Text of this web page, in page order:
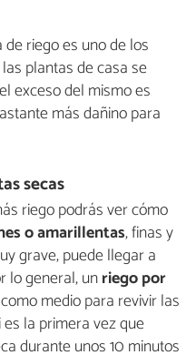
riego es uno de los
plantas de casa se
exceso del mismo es
más dañino para
secas
riego podrás ver cómo
o amarillentas, finas y
grave, puede llegar a
lo general, unriego por
medio para revivir las
la primera vez que
durante unos 10 minutos